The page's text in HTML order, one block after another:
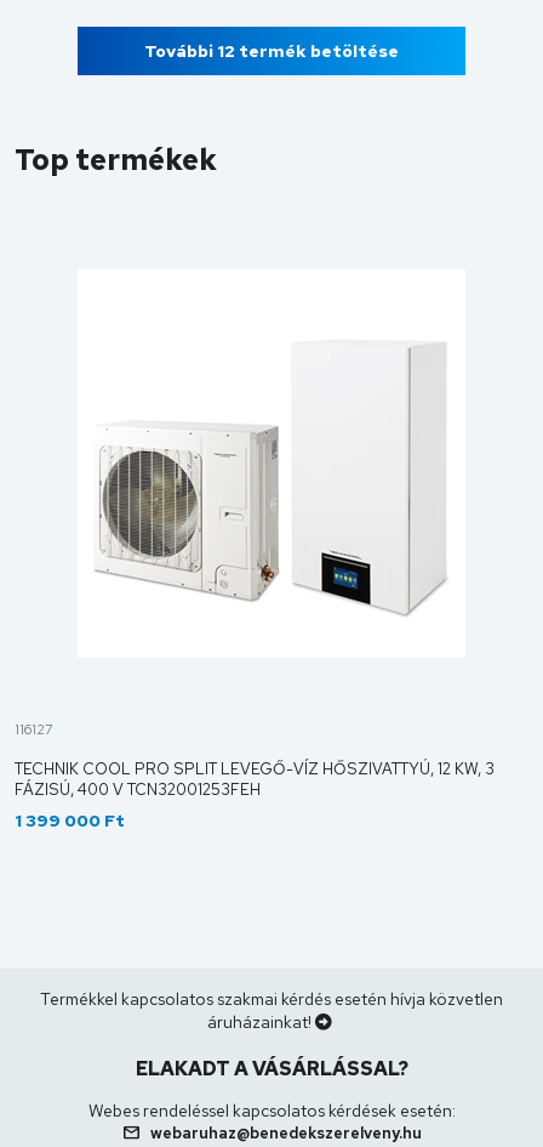
További 12 termék betöltése
Top termékek
116127
TECHNIK COOL PRO SPLIT LEVEGŐ-VÍZ HŐSZIVATTYÚ, 12 KW, 3
FÁZISÚ, 400 V TCN32001253FEH
1 399 000 Ft
Termékkel kapcsolatos szakmai kérdés esetén hívja közvetlen
áruházainkat!
ELAKADT A VÁSÁRLÁSSAL?
Webes rendeléssel kapcsolatos kérdések esetén:
mail webaruhaz@benedekszerelveny.hu